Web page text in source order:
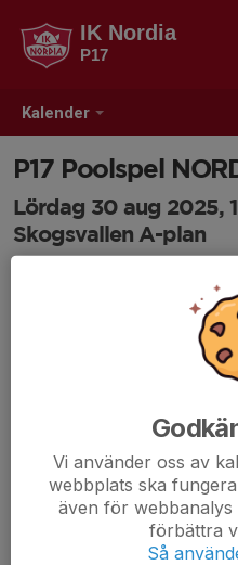
Kalender
IK Nordia
P17
P17 Poolspel
Lördag 30 aug 2025,
Skogsvallen A-plan
Vi använder oss av
webbplats ska
även för webbanalys
förbättra
Så